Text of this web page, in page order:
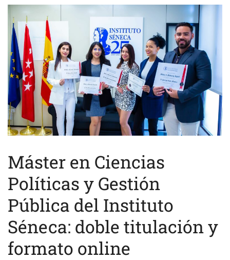
Máster en Ciencias
Políticas y Gestión
Pública del Instituto
Séneca: doble titulación y
formato online